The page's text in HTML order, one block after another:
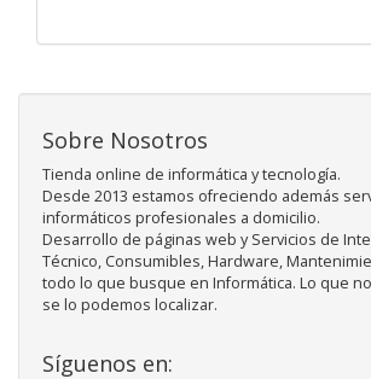
Sobre Nosotros
Tienda online de informática y tecnología.
Desde 2013 estamos ofreciendo además
informáticos profesionales a domicilio.
Desarrollo de páginas web y Servicios de
Técnico, Consumibles, Hardware,
todo lo que busque en Informática. Lo que
se lo podemos localizar.
Síguenos en: